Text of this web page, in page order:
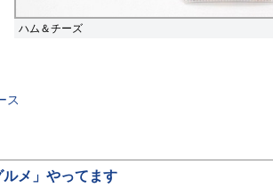
ハム＆チーズ
ス
メ」やってます